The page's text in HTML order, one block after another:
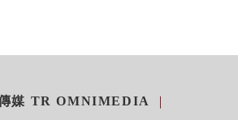
媒 TR OMNIMEDIA